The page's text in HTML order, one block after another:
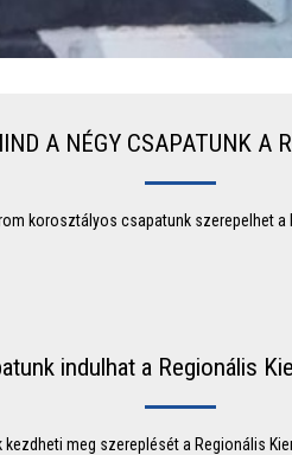
A NÉGY CSAPATUNK A
korosztályos csapatunk szerepelhet
indulhat a Regionális
meg szereplését a Regionális